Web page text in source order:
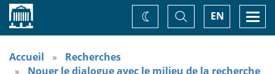
Accueil EN
Basculer
la
recherche
Changez
de
Accueil
Recherches
Nouer le dialogue avec le milieu de la recherche